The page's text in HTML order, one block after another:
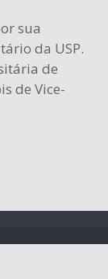
sua
da USP.
de
de Vice-